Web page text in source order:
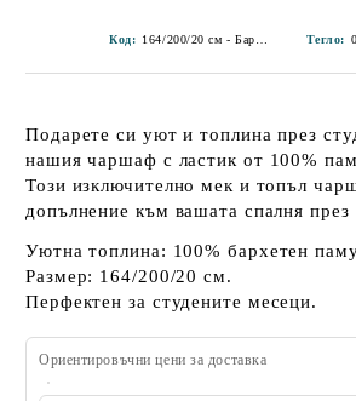
Код: Тегло:
Подарете си уют и топлина през
нашиячаршаф с ластик от 100%
Този изключително мек и топъл
допълнение към вашата спалня
Уютна топлина: 100% бархетен
Размер: 164/200/20 см.
Перфектен за студените месеци.
Ориентировъчни цени за доставка